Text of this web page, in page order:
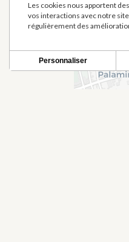
Les cookies nous apportent
vos interactions avec notre
régulièrement des
Personnaliser